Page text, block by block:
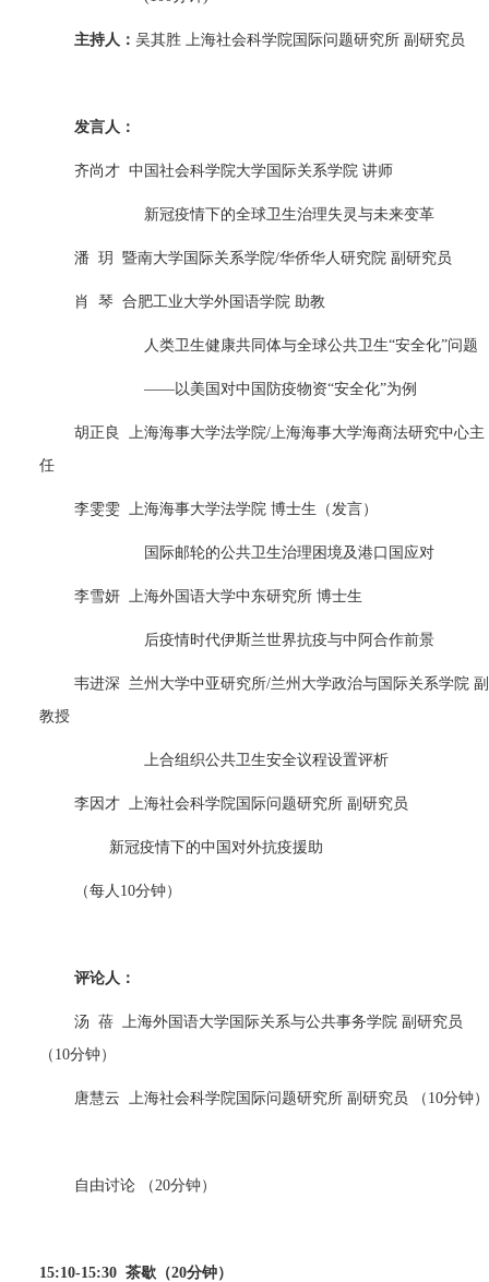
主持人： 吴其胜 上海社会科学院国际问题研究所 副研究员
发言人：
齐尚才 中国社会科学院大学国际关系学院 讲师
新冠疫情下的全球卫生治理失灵与未来变革
潘 玥 暨南大学国际关系学院/华侨华人研究院 副研究员
肖 琴 合肥工业大学外国语学院 助教
人类卫生健康共同体与全球公共卫生“安全化”问题
——以美国对中国防疫物资“安全化”为例
胡正良 上海海事大学法学院/上海海事大学海商法研究中心主
任
李雯雯 上海海事大学法学院 博士生（发言）
国际邮轮的公共卫生治理困境及港口国应对
李雪妍 上海外国语大学中东研究所 博士生
后疫情时代伊斯兰世界抗疫与中阿合作前景
韦进深 兰州大学中亚研究所/兰州大学政治与国际关系学院 副
教授
上合组织公共卫生安全议程设置评析
李因才 上海社会科学院国际问题研究所 副研究员
新冠疫情下的中国对外抗疫援助
（每人 10分钟）
评论人：
汤 蓓 上海外国语大学国际关系与公共事务学院 副研究员
（ 10分钟）
唐慧云 上海社会科学院国际问题研究所 副研究员 （ 10分钟）
自由讨论 （20分钟）
15:10-15:30 茶歇（20分钟）